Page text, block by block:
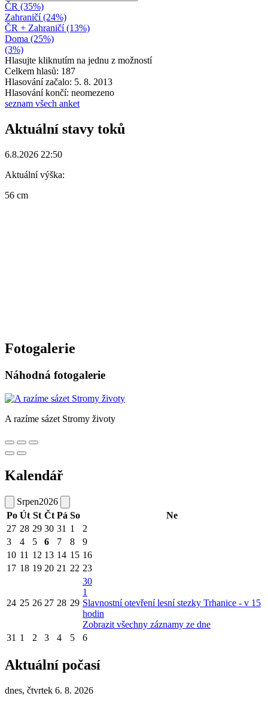
ČR (35%)
Zahraničí (24%)
ČR + Zahraničí (13%)
Doma (25%)
(3%)
Hlasujte kliknutím na jednu z možností
Celkem hlasů: 187
Hlasování začalo: 5. 8. 2013
Hlasování končí: neomezeno
seznam všech anket
Aktuální stavy toků
6.8.2026 22:50
Aktuální výška:
56 cm
Fotogalerie
Náhodná fotogalerie
A razíme sázet Stromy životy
Kalendář
Srpen2026
Po Út St Čt Pá So
Ne
27 28 29 30 31 1
2
3
4 5 6 7 8
9
10 11 12 13 14 15 16
17 18 19 20 21 22 23
24 25 26 27 28 29
30
1
Slavnostní otevření lesní stezky Trhanice - v 15
hodin
Zobrazit všechny záznamy ze dne
31 1 2 3 4 5 6
Aktuální počasí
dnes, čtvrtek 6. 8. 2026